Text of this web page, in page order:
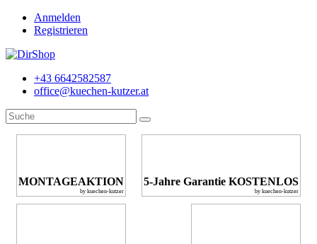
Anmelden
Registrieren
+43 6642582587
office@kuechen-kutzer.at
MONTAGEAKTION
by kuechen-kutzer
5-Jahre Garantie KOSTENLOS
by kuechen-kutzer